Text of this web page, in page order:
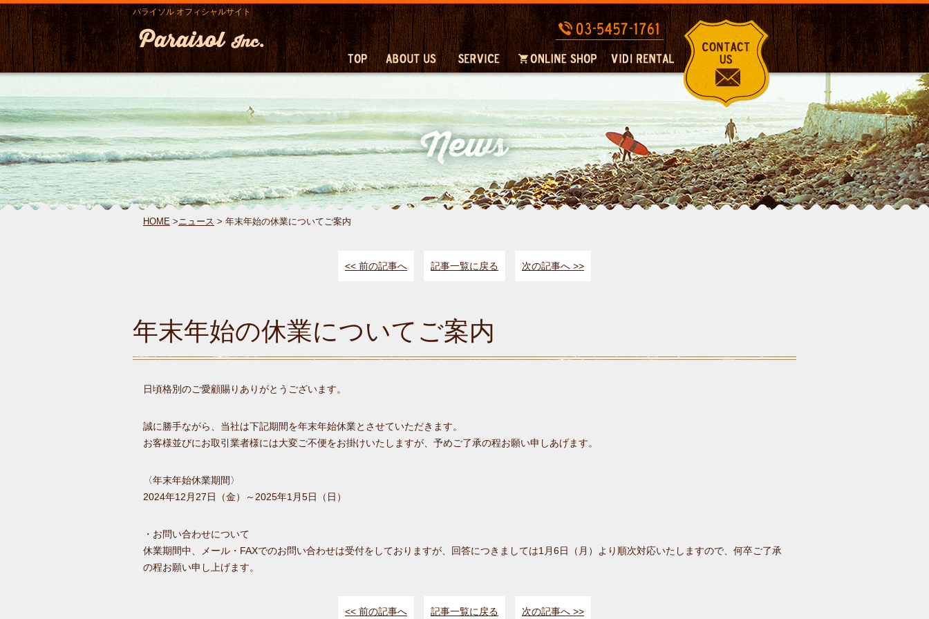
パライソル オフィシャルサイト
HOME >ニュース > 年末年始の休業についてご案内
<< 前の記事へ 記事一覧に戻る 次の記事へ >>
年末年始の休業についてご案内
日頃格別のご愛顧賜りありがとうございます。
誠に勝手ながら、当社は下記期間を年末年始休業とさせていただきます。
お客様並びにお取引業者様には大変ご不便をお掛けいたしますが、予めご了承の程お願い申しあげます。
〈年末年始休業期間〉
2024年12月27日（金）～2025年1月5日（日）
・お問い合わせについて
休業期間中、メール・FAXでのお問い合わせは受付をしておりますが、回答につきましては1月6日（月）より順次対応いたしますので、何卒ご了承
の程お願い申し上げます。
<< 前の記事へ 記事一覧に戻る 次の記事へ >>